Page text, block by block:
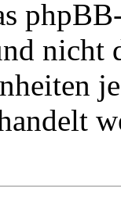
nicht